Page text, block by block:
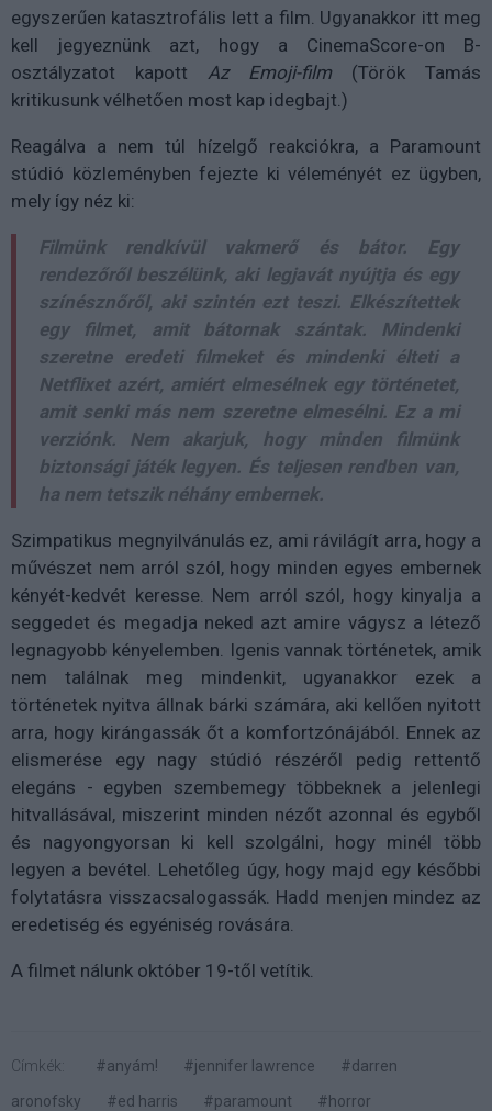
egyszerűen katasztrofális lett a film. Ugyanakkor itt meg
kell jegyeznünk azt, hogy a CinemaScore-on B-
osztályzatot kapott Az Emoji-film (Török Tamás
kritikusunk vélhetően most kap idegbajt.)
Reagálva a nem túl hízelgő reakciókra, a Paramount
stúdió közleményben fejezte ki véleményét ez ügyben,
mely így néz ki:
Filmünk rendkívül vakmerő és bátor. Egy
rendezőről beszélünk, aki legjavát nyújtja és egy
színésznőről, aki szintén ezt teszi. Elkészítettek
egy filmet, amit bátornak szántak. Mindenki
szeretne eredeti filmeket és mindenki élteti a
Netflixet azért, amiért elmesélnek egy történetet,
amit senki más nem szeretne elmesélni. Ez a mi
verziónk. Nem akarjuk, hogy minden filmünk
biztonsági játék legyen. És teljesen rendben van,
ha nem tetszik néhány embernek.
Szimpatikus megnyilvánulás ez, ami rávilágít arra, hogy a
művészet nem arról szól, hogy minden egyes embernek
kényét-kedvét keresse. Nem arról szól, hogy kinyalja a
seggedet és megadja neked azt amire vágysz a létező
legnagyobb kényelemben. Igenis vannak történetek, amik
nem találnak meg mindenkit, ugyanakkor ezek a
történetek nyitva állnak bárki számára, aki kellően nyitott
arra, hogy kirángassák őt a komfortzónájából. Ennek az
elismerése egy nagy stúdió részéről pedig rettentő
elegáns - egyben szembemegy többeknek a jelenlegi
hitvallásával, miszerint minden nézőt azonnal és egyből
és nagyongyorsan ki kell szolgálni, hogy minél több
legyen a bevétel. Lehetőleg úgy, hogy majd egy későbbi
folytatásra visszacsalogassák. Hadd menjen mindez az
eredetiség és egyéniség rovására.
A filmet nálunk október 19-től vetítik.
Címkék: #anyám! #jennifer lawrence
#darren
aronofsky
#ed harris #paramount #horror